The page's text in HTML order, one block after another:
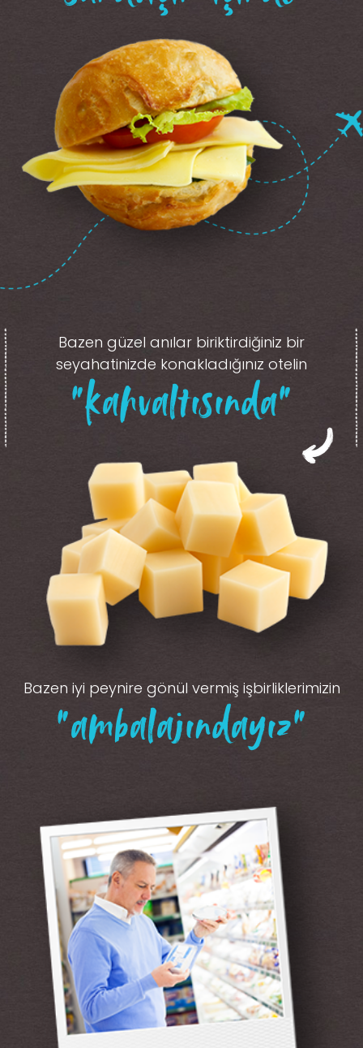
Bazen güzel anılar biriktirdiğiniz bir
seyahatinizde konakladığınız otelin
“kahvaltısında”
Bazen iyi peynire gönül vermiş işbirliklerimizin
“ambalajındayız”